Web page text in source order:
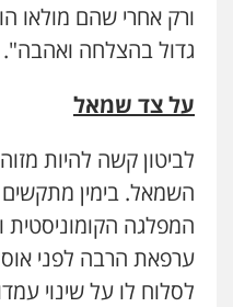
ורק אחרי שהם מולאו
גדול בהצלחה ואהבה".
על צד שמאל
לביטון קשה להיות
השמאל. בימין
המפלגה
ערפאת הרבה לפני
לסלוח לו על שינוי